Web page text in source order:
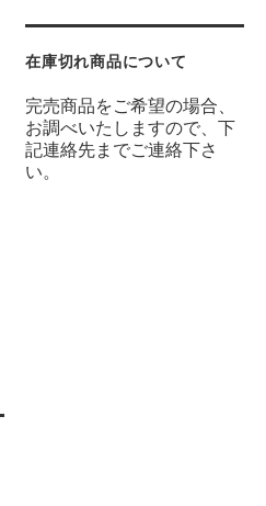
在庫切れ商品について
完売商品をご希望の場合、
お調べいたしますので、下
記連絡先までご連絡下さ
い。